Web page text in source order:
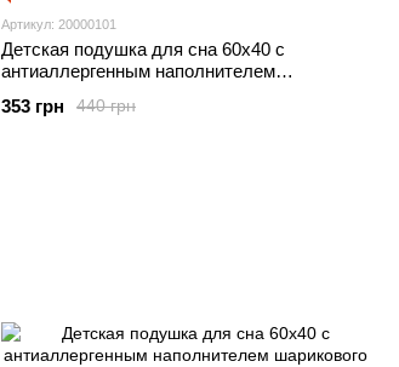
Артикул: 20000101
Детская подушка для сна 60х40 с
антиаллергенным наполнителем
440 грн
353 грн